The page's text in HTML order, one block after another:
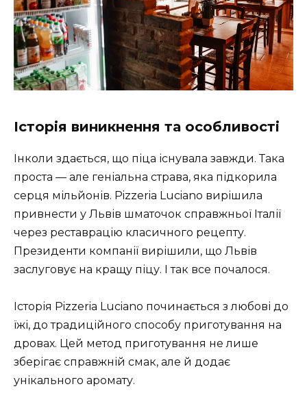
Історія виникнення та особливості
Інколи здається, що піца існувала завжди. Така
проста — але геніальна страва, яка підкорила
серця мільйонів. Pizzeria Luciano вирішила
привнести у Львів шматочок справжньої Італії
через реставрацію класичного рецепту.
Президенти компанії вирішили, що Львів
заслуговує на кращу піцу. І так все почалося.
Історія Pizzeria Luciano починається з любові до
їжі, до традиційного способу приготування на
дровах. Цей метод приготування не лише
зберігає справжній смак, але й додає
унікального аромату.